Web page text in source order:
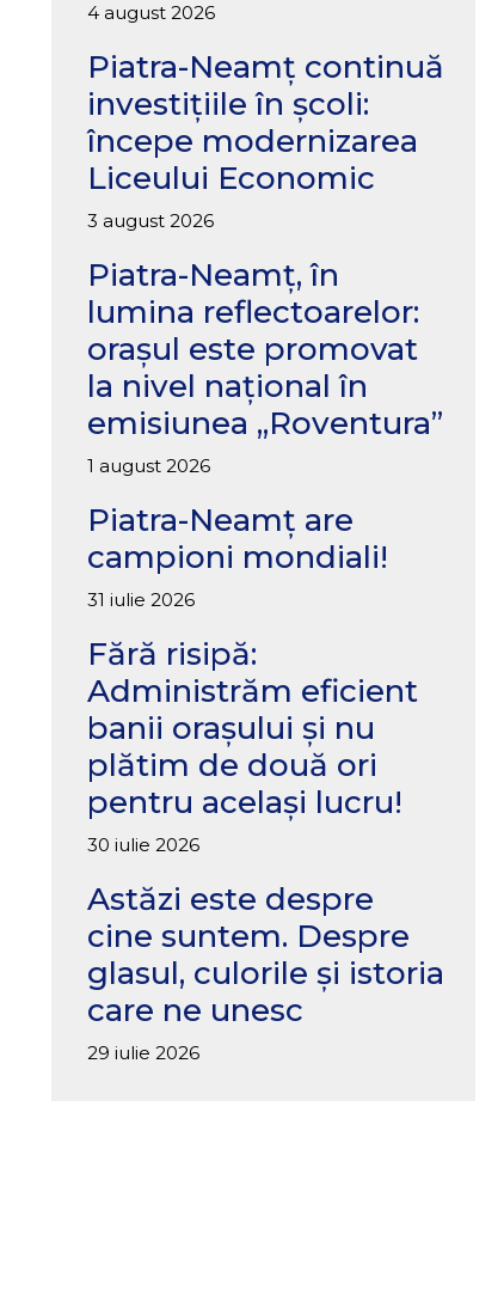
4 august 2026
Piatra-Neamț continuă
investițiile în școli:
începe modernizarea
Liceului Economic
3 august 2026
Piatra-Neamț, în
lumina reflectoarelor:
orașul este promovat
la nivel național în
emisiunea „Roventura”
1 august 2026
Piatra-Neamț are
campioni mondiali!
31 iulie 2026
Fără risipă:
Administrăm eficient
banii orașului și nu
plătim de două ori
pentru același lucru!
30 iulie 2026
Astăzi este despre
cine suntem. Despre
glasul, culorile și istoria
care ne unesc
29 iulie 2026